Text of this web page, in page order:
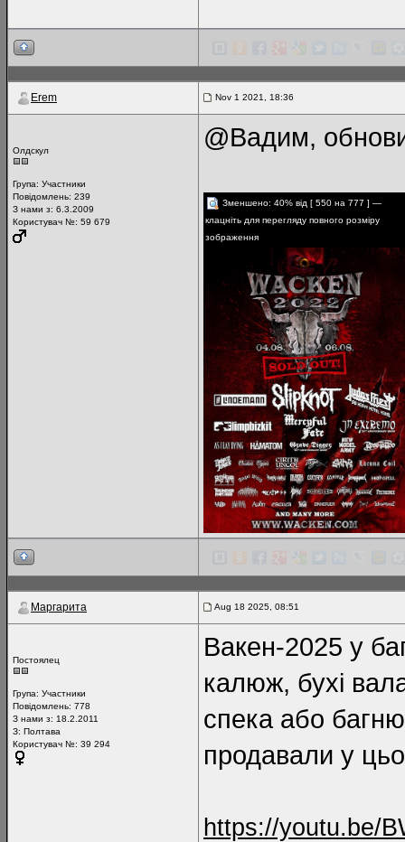
Erem Nov 1 2021, 18:36
Олдскул
Група: Участники
Повідомлень: 239
З нами з: 6.3.2009
Користувач №: 59 679
@Вадим,
Зменшено: 40% від [ 550 на 777 ] —
клацніть для перегляду повного розміру
зображення
Маргарита Aug 18 2025, 08:51
Постоялец
Група: Участники
Повідомлень: 778
З нами з: 18.2.2011
З: Полтава
Користувач №: 39 294
Вакен-2025 у
калюж, бухі
спека або
продавали у
https://youtu.be/